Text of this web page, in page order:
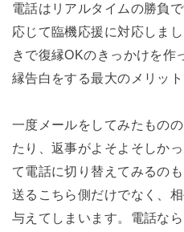
電話はリアルタイムの勝負
応じて臨機応援に対応しま
きで復縁OKのきっかけを作
縁告白をする最大のメリット
一度メールをしてみたもの
たり、返事がよそよそしか
て電話に切り替えてみるの
送るこちら側だけでなく、
与えてしまいます。電話な